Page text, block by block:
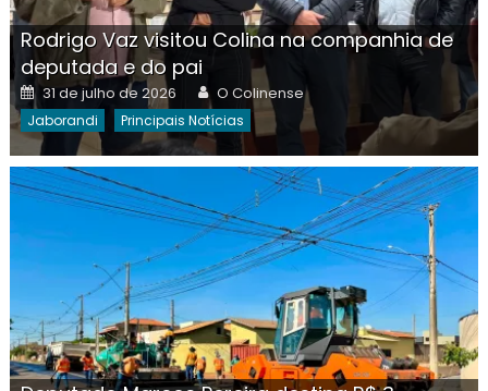
Rodrigo Vaz visitou Colina na companhia de
deputada e do pai
Posted
on
31 de julho de 2026 Author
O Colinense
Jaborandi Principais Notícias